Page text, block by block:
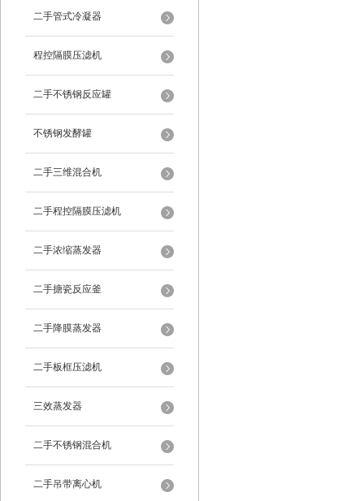
二手管式冷凝器
程控隔膜压滤机
二手不锈钢反应罐
不锈钢发酵罐
二手三维混合机
二手程控隔膜压滤机
二手浓缩蒸发器
二手搪瓷反应釜
二手降膜蒸发器
二手板框压滤机
三效蒸发器
二手不锈钢混合机
二手吊带离心机